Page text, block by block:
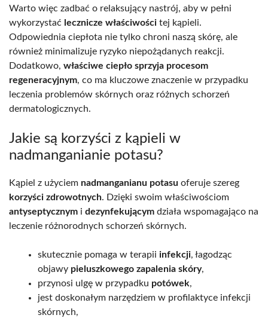
Warto więc zadbać o relaksujący nastrój, aby w pełni
wykorzystać lecznicze właściwości tej kąpieli.
Odpowiednia ciepłota nie tylko chroni naszą skórę, ale
również minimalizuje ryzyko niepożądanych reakcji.
Dodatkowo, właściwe ciepło sprzyja procesom
regeneracyjnym, co ma kluczowe znaczenie w przypadku
leczenia problemów skórnych oraz różnych schorzeń
dermatologicznych.
Jakie są korzyści z kąpieli w
nadmanganianie potasu?
Kąpiel z użyciem nadmanganianu potasu oferuje szereg
korzyści zdrowotnych. Dzięki swoim właściwościom
antyseptycznym i dezynfekującym działa wspomagająco na
leczenie różnorodnych schorzeń skórnych.
skutecznie pomaga w terapii infekcji, łagodząc
objawy pieluszkowego zapalenia skóry,
przynosi ulgę w przypadku potówek,
jest doskonałym narzędziem w profilaktyce infekcji
skórnych,